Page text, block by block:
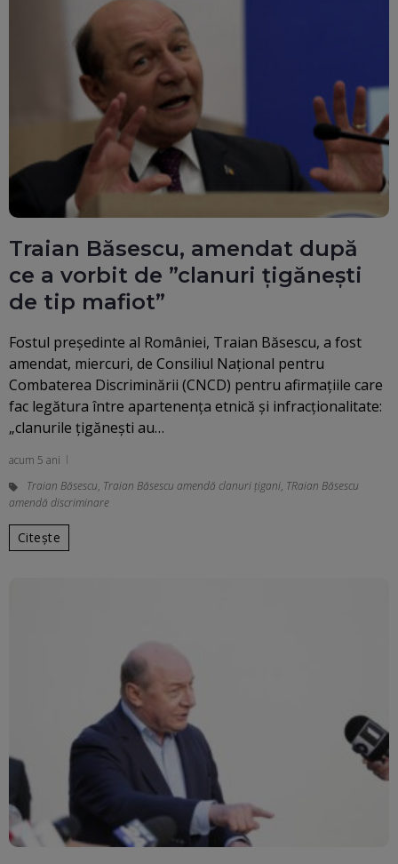
Traian Băsescu, amendat după
ce a vorbit de ”clanuri țigănești
de tip mafiot”
Fostul președinte al României, Traian Băsescu, a fost
amendat, miercuri, de Consiliul Național pentru
Combaterea Discriminării (CNCD) pentru afirmațiile care
fac legătura între apartenența etnică și infracționalitate:
„clanurile țigănești au…
acum 5 ani
Traian Băsescu, Traian Băsescu amendă clanuri țigani, TRaian Băsescu
amendă discriminare
Citește